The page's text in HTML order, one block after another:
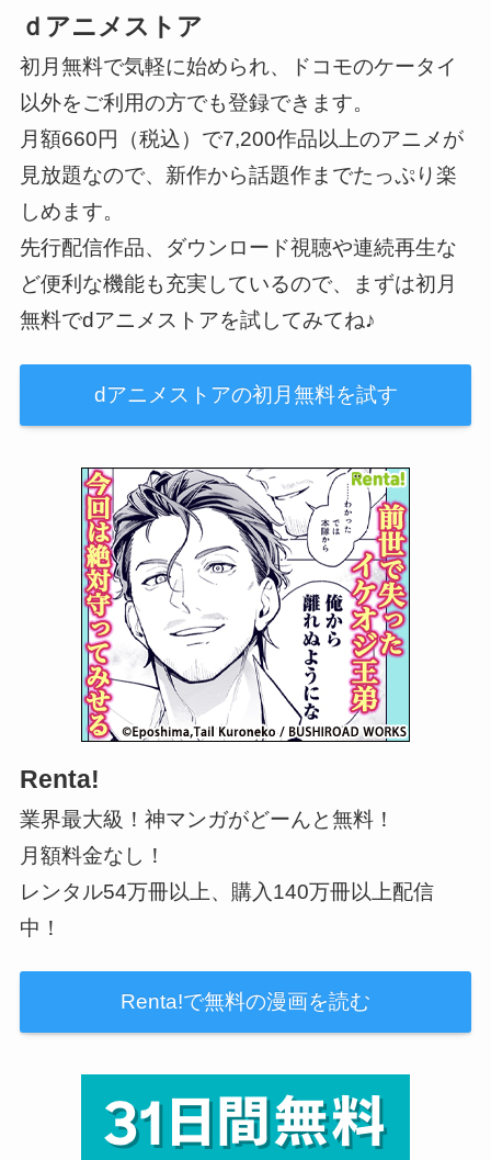
ｄアニメストア
初月無料で気軽に始められ、ドコモのケータイ
以外をご利用の方でも登録できます。
月額660円（税込）で7,200作品以上のアニメが
見放題なので、新作から話題作までたっぷり楽
しめます。
先行配信作品、ダウンロード視聴や連続再生な
ど便利な機能も充実しているので、まずは初月
無料でdアニメストアを試してみてね♪
dアニメストアの初月無料を試す
Renta!
業界最大級！神マンガがどーんと無料！
月額料金なし！
レンタル54万冊以上、購入140万冊以上配信
中！
Renta!で無料の漫画を読む